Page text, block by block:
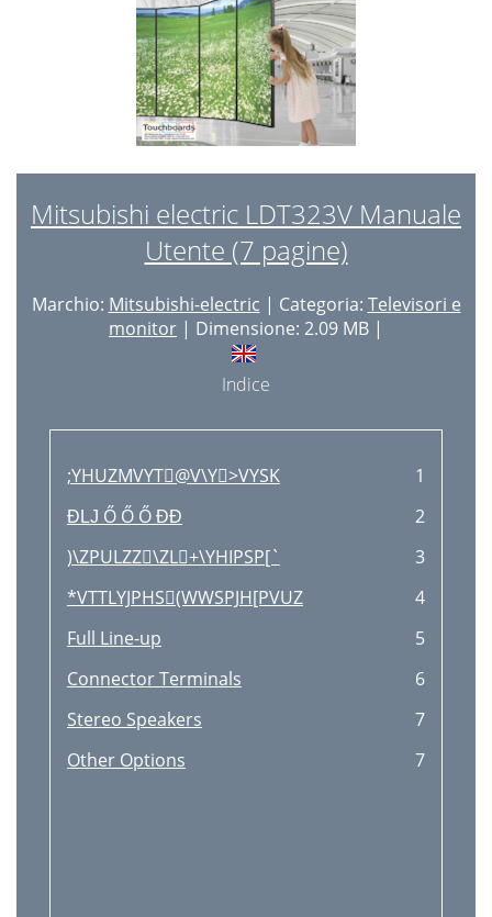
Mitsubishi electric LDT323V Manuale
Utente (7 pagine)
Marchio: Mitsubishi-electric | Categoria: Televisori e
monitor | Dimensione: 2.09 MB |
Indice
;YHUZMVYT@V\Y>VYSK
1
ƉǇ Ő Ő Ő ƉƉ
2
)\ZPULZZ\ZL+\YHIPSP[`
3
*VTTLYJPHS(WWSPJH[PVUZ
4
Full Line-up
5
Connector Terminals
6
Stereo Speakers
7
Other Options
7